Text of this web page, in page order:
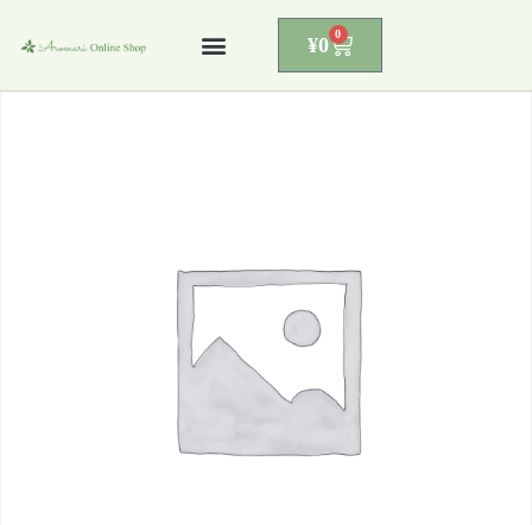
ン
¥0 0